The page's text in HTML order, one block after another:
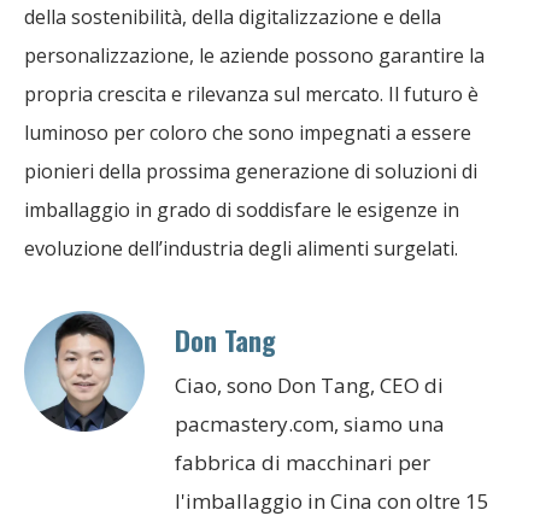
della sostenibilità, della digitalizzazione e della
personalizzazione, le aziende possono garantire la
propria crescita e rilevanza sul mercato. Il futuro è
luminoso per coloro che sono impegnati a essere
pionieri della prossima generazione di soluzioni di
imballaggio in grado di soddisfare le esigenze in
evoluzione dell’industria degli alimenti surgelati.
Don Tang
Ciao, sono Don Tang, CEO di
pacmastery.com, siamo una
fabbrica di macchinari per
l'imballaggio in Cina con oltre 15